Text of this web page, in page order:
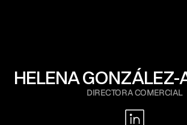
HELENA GONZÁLEZ-
DIRECTORA COMERCIAL